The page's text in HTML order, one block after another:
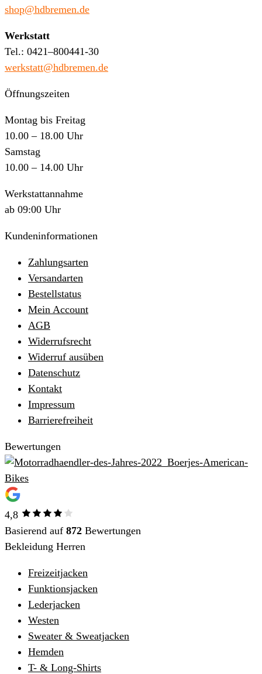
shop@hdbremen.de
Werkstatt
Tel.: 0421–800441-30
werkstatt@hdbremen.de
Öffnungszeiten
Montag bis Freitag
10.00 – 18.00 Uhr
Samstag
10.00 – 14.00 Uhr
Werkstattannahme
ab 09:00 Uhr
Kundeninformationen
Zahlungsarten
Versandarten
Bestellstatus
Mein Account
AGB
Widerrufsrecht
Widerruf ausüben
Datenschutz
Kontakt
Impressum
Barrierefreiheit
Bewertungen
4,8
Basierend auf 872 Bewertungen
Bekleidung Herren
Freizeitjacken
Funktionsjacken
Lederjacken
Westen
Sweater & Sweatjacken
Hemden
T- & Long-Shirts